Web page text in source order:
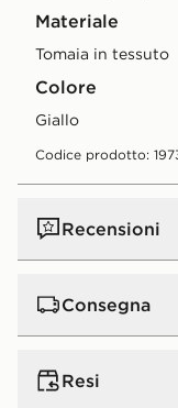
Materiale
Tomaia in tessuto
Colore
Giallo
Codice prodotto:
Recensioni
Consegna
Consegna
superiori a 50 €
Resi